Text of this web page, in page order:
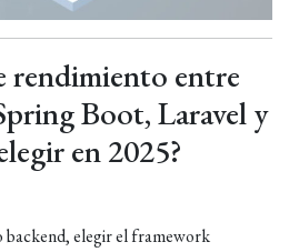
rendimiento entre
Boot, Laravel y
en 2025?
backend, elegir el framework